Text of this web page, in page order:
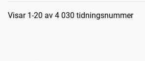
Sökresultat
Visar 1-20 av 4 030 tidningsnummer